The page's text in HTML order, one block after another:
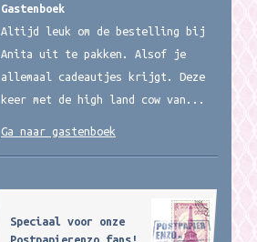
Gastenboek
Altijd leuk om de bestelling bij
Anita uit te pakken. Alsof je
allemaal cadeautjes krijgt. Deze
keer met de high land cow van...
Ga naar gastenboek
Speciaal voor onze
Postpapierenzo fans!